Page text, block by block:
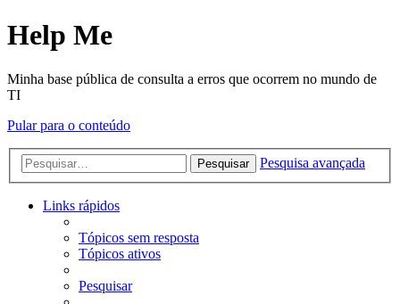
Help Me
Minha base pública de consulta a erros que ocorrem no mundo de
TI
Pular para o conteúdo
Pesquisar Pesquisa avançada
Links rápidos
Tópicos sem resposta
Tópicos ativos
Pesquisar